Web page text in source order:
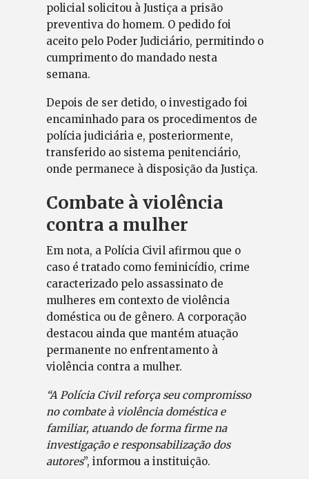
policial solicitou à Justiça a prisão
preventiva do homem. O pedido foi
aceito pelo Poder Judiciário, permitindo o
cumprimento do mandado nesta
semana.
Depois de ser detido, o investigado foi
encaminhado para os procedimentos de
polícia judiciária e, posteriormente,
transferido ao sistema penitenciário,
onde permanece à disposição da Justiça.
Combate à violência
contra a mulher
Em nota, a Polícia Civil afirmou que o
caso é tratado como feminicídio, crime
caracterizado pelo assassinato de
mulheres em contexto de violência
doméstica ou de gênero. A corporação
destacou ainda que mantém atuação
permanente no enfrentamento à
violência contra a mulher.
“A Polícia Civil reforça seu compromisso
no combate à violência doméstica e
familiar, atuando de forma firme na
investigação e responsabilização dos
autores”, informou a instituição.